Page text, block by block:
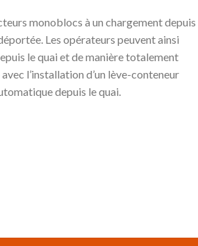
monoblocs à un chargement depuis
Les opérateurs peuvent ainsi
le quai et de manière totalement
l’installation d’un lève-conteneur
depuis le quai.